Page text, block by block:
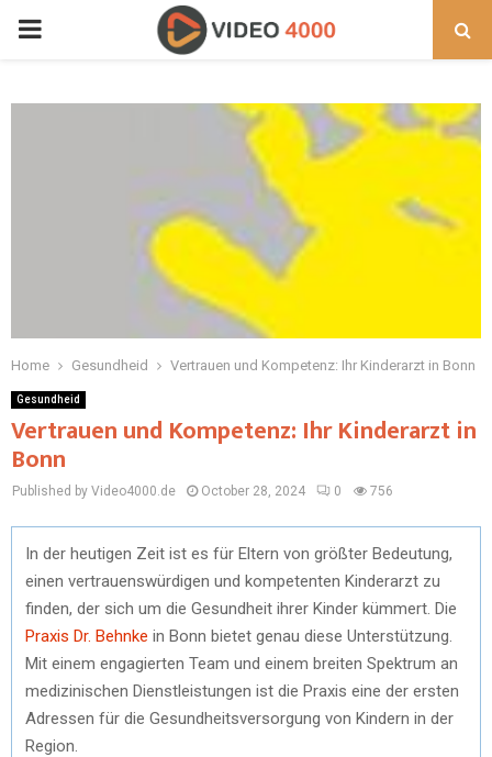
PRIMARY
Home Gesundheid Vertrauen und Kompetenz: Ihr Kinderarzt in Bonn
Gesundheid
Vertrauen und Kompetenz: Ihr Kinderarzt in
Bonn
Published by Video4000.de October 28, 2024 0 756
In der heutigen Zeit ist es für Eltern von größter Bedeutung,
einen vertrauenswürdigen und kompetenten Kinderarzt zu
finden, der sich um die Gesundheit ihrer Kinder kümmert. Die
Praxis Dr. Behnke in Bonn bietet genau diese Unterstützung.
Mit einem engagierten Team und einem breiten Spektrum an
medizinischen Dienstleistungen ist die Praxis eine der ersten
Adressen für die Gesundheitsversorgung von Kindern in der
Region.